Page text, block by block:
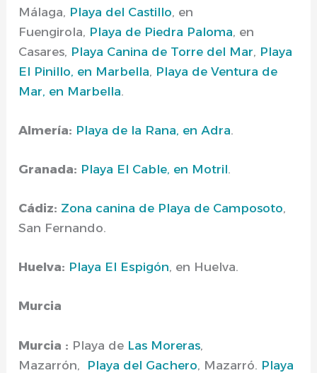
Málaga, Playa del Castillo, en
Fuengirola, Playa de Piedra Paloma, en
Casares, Playa Canina de Torre del Mar, Playa
El Pinillo, en Marbella, Playa de Ventura de
Mar, en Marbella.
Almería: Playa de la Rana, en Adra.
Granada: Playa El Cable, en Motril.
Cádiz: Zona canina de Playa de Camposoto,
San Fernando.
Huelva: Playa El Espigón, en Huelva.
Murcia
Murcia : Playa de Las Moreras,
Mazarrón, Playa del Gachero, Mazarró. Playa